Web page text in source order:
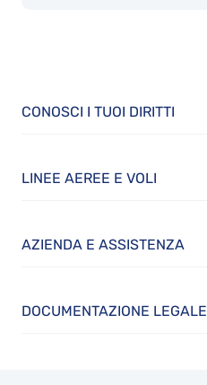
CONOSCI I TUOI DIRITTI
LINEE AEREE E VOLI
AZIENDA E ASSISTENZA
DOCUMENTAZIONE LEGALE